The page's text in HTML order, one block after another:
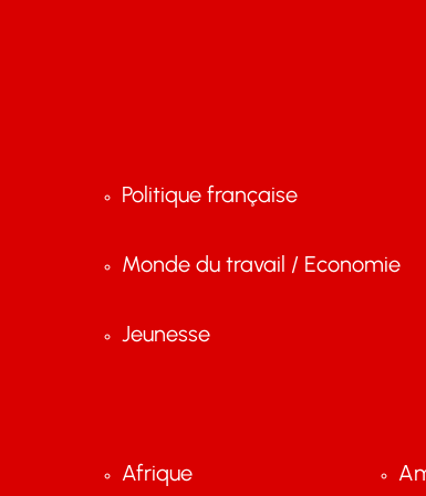
Politique française
Monde du travail / Economie
Jeunesse
Afrique